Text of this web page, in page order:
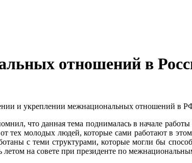
отношений в
и укреплении межнациональных отношений в
что данная тема поднималась в начале
тех молодых людей, которые сами работают в
с теми структурами, которые могли бы
на совете при президенте по